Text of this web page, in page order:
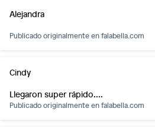
Alejandra
Publicado originalmente enfalabella.com
Cindy
Llegaron super rápido....
Publicado originalmente enfalabella.com